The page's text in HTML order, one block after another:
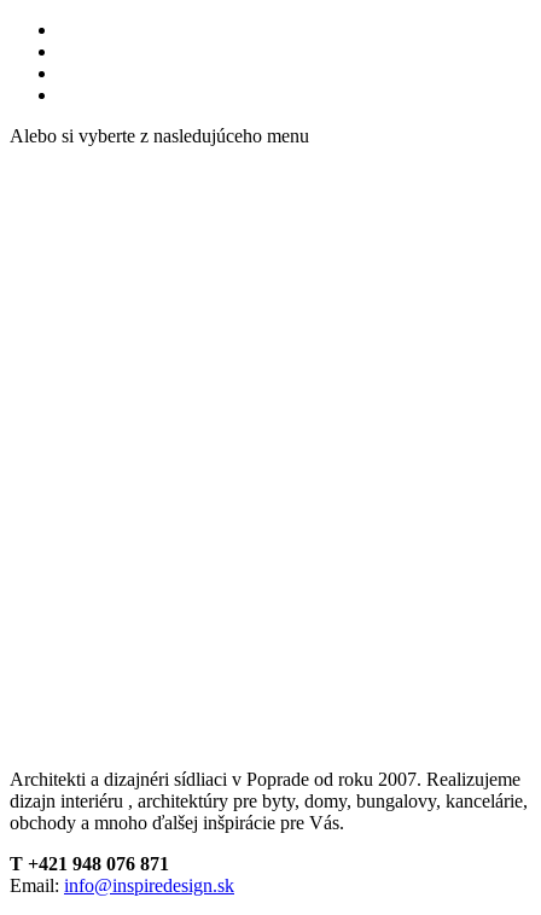
Alebo si vyberte z nasledujúceho menu
Architekti a dizajnéri sídliaci v Poprade od roku 2007. Realizujeme
dizajn interiéru , architektúry pre byty, domy, bungalovy, kancelárie,
obchody a mnoho ďalšej inšpirácie pre Vás.
T +421 948 076 871
Email: info@inspiredesign.sk